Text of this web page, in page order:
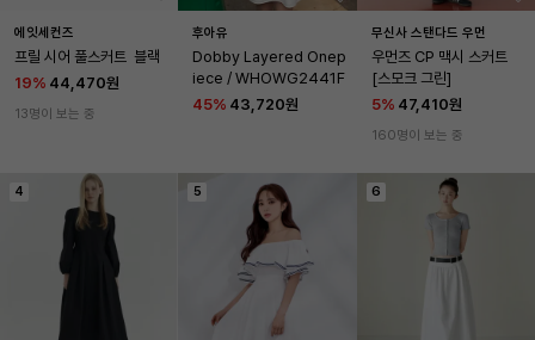
에잇세컨즈
프릴 시어 풀스커트  블랙
19% 44,470원
13명이 보는 중
후아유
Dobby Layered Onep
iece / WHOWG2441F
45% 43,720원
무신사 스탠다드 우먼
우먼즈 CP 맥시 스커트
[스모크 그린]
5% 47,410원
160명이 보는 중
4 5 6